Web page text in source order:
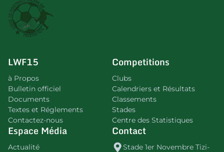
LWF15
à Propos
Bulletin officiel
Documents
Textes et Réglements
Contactez-nous
Competitions
Clubs
Calendriers et Résultats
Classements
Stades
Centre des Statistiques
Espace Média
Actualité
Contact
Stade 1er Novembre Tizi-